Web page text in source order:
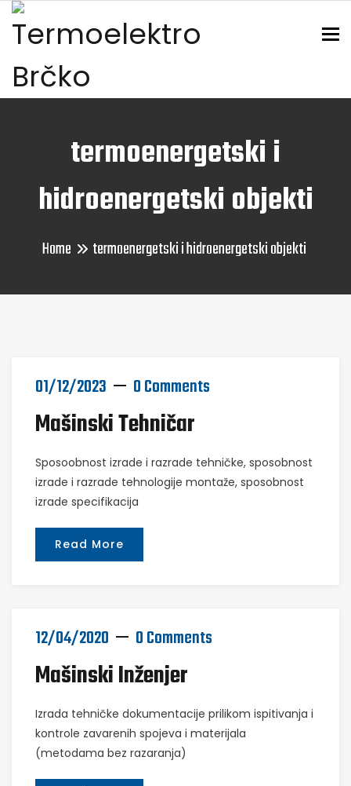
termoenergetski i
hidroenergetski objekti
Home termoenergetski i hidroenergetski objekti
01/12/2023 0 Comments
Mašinski Tehničar
Sposoobnost izrade i razrade tehničke, sposobnost
izrade i razrade tehnologije montaže, sposobnost
izrade specifikacija
Read More
12/04/2020 0 Comments
Mašinski Inženjer
Izrada tehničke dokumentacije prilikom ispitivanja i
kontrole zavarenih spojeva i materijala
(metodama bez razaranja)